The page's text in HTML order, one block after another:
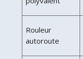
Rouleur
autoroute